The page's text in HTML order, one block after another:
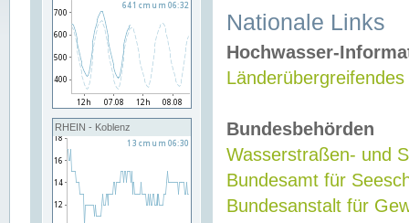
RHEIN - Koblenz
Nationale Links
Hochwasser-
Bundesbehörden
Wasserstraßen- und
Bundesamt für
Bundesanstalt für